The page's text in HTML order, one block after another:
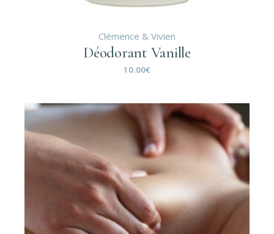
Clémence & Vivien
Déodorant Vanille
10.00€